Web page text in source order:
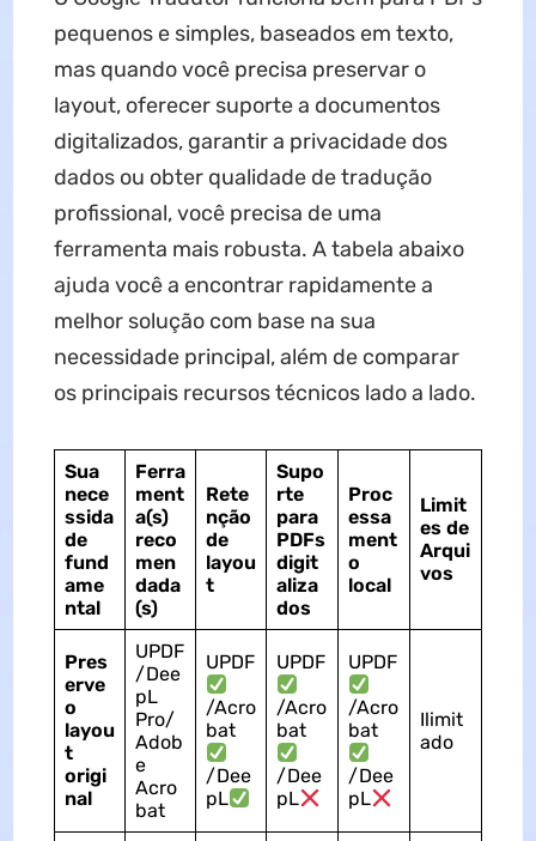
pequenos e simples, baseados em texto,
mas quando você precisa preservar o
layout, oferecer suporte a documentos
digitalizados, garantir a privacidade dos
dados ou obter qualidade de tradução
profissional, você precisa de uma
ferramenta mais robusta. A tabela abaixo
ajuda você a encontrar rapidamente a
melhor solução com base na sua
necessidade principal, além de comparar
os principais recursos técnicos lado a lado.
Sua
nece
ssida
de
fund
ame
ntal
Ferra
ment
a(s)
reco
men
dada
(s)
Rete
nção
de
layou
t
Supo
rte
para
PDFs
digit
aliza
dos
Proc
essa
ment
o
local
Limit
es de
Arqui
vos
Pres
erve
o
layou
t
origi
nal
UPDF
/Dee
pL
Pro/
Adob
e
Acro
bat
UPDF
/Acro
bat
/Dee
pL
UPDF
/Acro
bat
/Dee
pL
UPDF
/Acro
bat
/Dee
pL
Ilimit
ado